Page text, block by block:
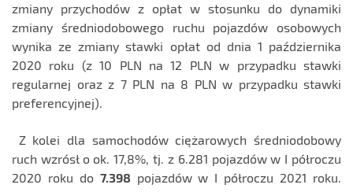
zmiany przychodów z opłat w stosunku do dynamiki
zmiany średniodobowego ruchu pojazdów osobowych
wynika ze zmiany stawki opłat od dnia 1 października
2020 roku (z 10 PLN na 12 PLN w przypadku stawki
regularnej oraz z 7 PLN na 8 PLN w przypadku stawki
preferencyjnej).
Z kolei dla samochodów ciężarowych średniodobowy
ruch wzrósł o ok. 17,8%, tj. z 6.281 pojazdów w I półroczu
2020 roku do 7.398 pojazdów w I półroczu 2021 roku.